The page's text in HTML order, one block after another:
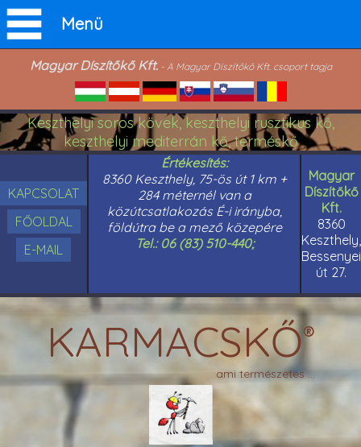
Magyar Díszítőkő Kft.- A Magyar Díszítőkő Kft. csoport tagja
Keszthelyi soros kövek, keszthelyi rusztikus kő,
keszthelyi mediterrán kő, terméskő
KAPCSOLAT
FŐOLDAL
E-MAIL
Értékesítés:
8360 Keszthely, 75-ös út 1 km +
284 méternél van a
közútcsatlakozás É-i irányba,
földútra be a mező közepére
Tel.: 06 (83) 510-440;
Magyar
Díszítőkő
Kft.
8360
Keszthely,
Bessenyei
út 27.
KARMACSKŐ®
ami természetes ...
Menü